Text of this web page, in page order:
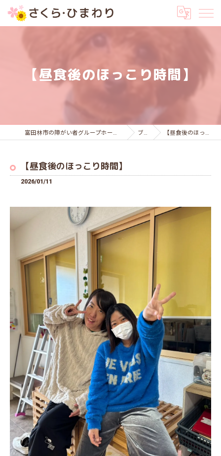
【昼食後のほっこり時間】
富田林市の障がい者グループホームはさくら・ひまわり ブログ 【昼食後のほっこり時間】
【昼食後のほっこり時間】
2026/01/11